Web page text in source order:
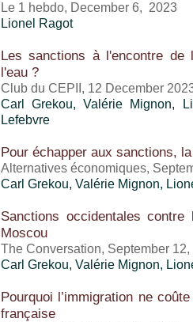
Le 1 hebdo, December 6, 2023
Lionel Ragot
Les sanctions à l'encontre
l'eau ?
Club du CEPII, 12 December
Carl Grekou,Valérie Mignon,
Lefebvre
Pour échapper aux sanctions,
Alternatives économiques,
Carl Grekou, Valérie Mignon,
Sanctions occidentales
Moscou
The Conversation, September
Carl Grekou, Valérie Mignon,
Pourquoi l’immigration ne
française